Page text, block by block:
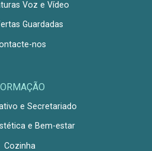
Voz e Vídeo
Guardadas
nos
e Secretariado
e Bem-estar
Cozinha